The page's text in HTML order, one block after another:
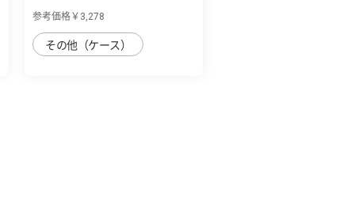
参考価格￥3,278
その他（ケース）